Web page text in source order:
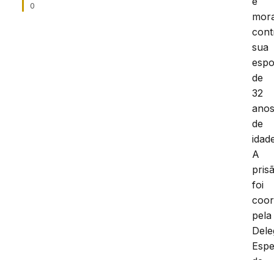
0
sua
de
32
de
A
foi
pela